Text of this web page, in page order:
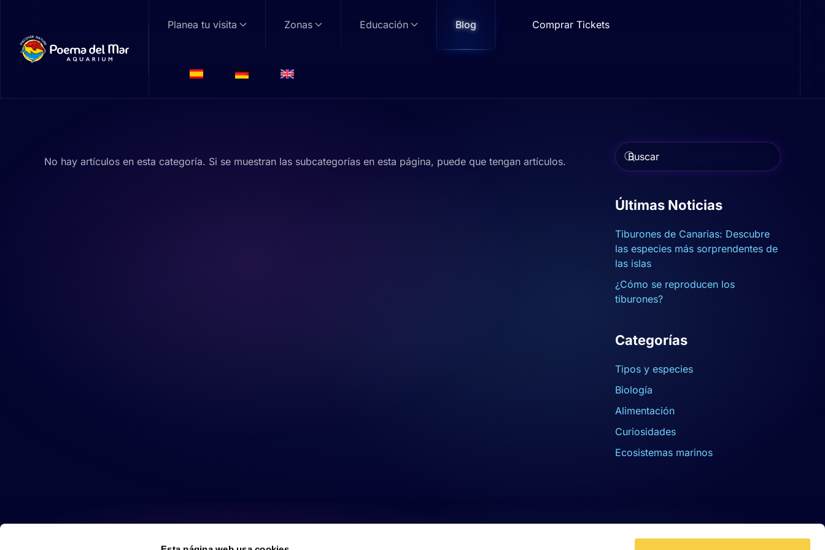
Planea tu visita Zonas Educación Blog Comprar Tickets
No hay artículos en esta categoría. Si se muestran las subcategorías en esta página, puede que tengan artículos.
Últimas Noticias
Tiburones de Canarias: Descubre
las especies más sorprendentes de
las islas
¿Cómo se reproducen los
tiburones?
Categorías
Tipos y especies
Biología
Alimentación
Curiosidades
Ecosistemas marinos